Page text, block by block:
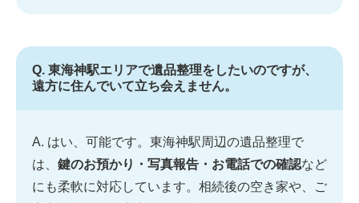
Q. 東海神駅エリアで遺品整理をしたいのですが、
遠方に住んでいて立ち会えません。
A. はい、可能です。東海神駅周辺の遺品整理で
は、 鍵のお預かり・写真報告・お電話での確認など
にも柔軟に対応しています。相続後の空き家や、ご